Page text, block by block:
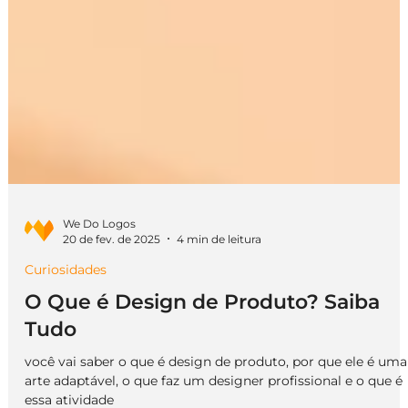
We Do Logos
20 de fev. de 2025
Curiosidades
O Que é Design de Produto? Saiba